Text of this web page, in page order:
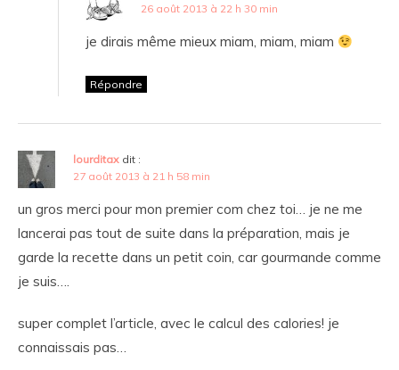
26 août 2013 à 22 h 30 min
je dirais même mieux miam, miam, miam
Répondre
lourditax dit :
27 août 2013 à 21 h 58 min
un gros merci pour mon premier com chez toi… je ne me
lancerai pas tout de suite dans la préparation, mais je
garde la recette dans un petit coin, car gourmande comme
je suis….
super complet l’article, avec le calcul des calories! je
connaissais pas…